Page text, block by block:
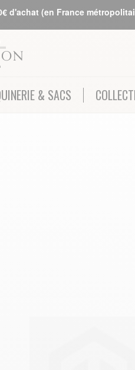
d'achat (en France
& SACS